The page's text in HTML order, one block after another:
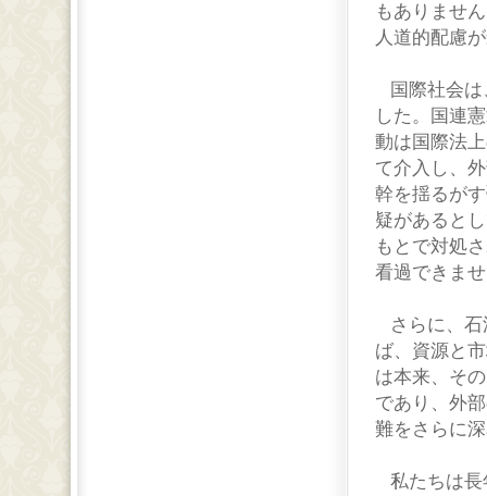
もありませ
人道的配慮
国際社会
した。国連
動は国際法
て介入し、
幹を揺るが
疑があると
もとで対処
看過できま
さらに、
ば、資源と
は本来、そ
であり、外
難をさらに
私たちは